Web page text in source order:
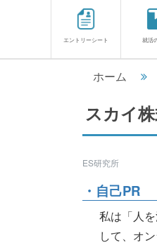
エントリーシート 就活
ホーム
スカイ
ES研究所
・自己PR
私は「人
して、オ